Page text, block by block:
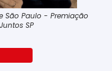
São Paulo - Premiação
SP